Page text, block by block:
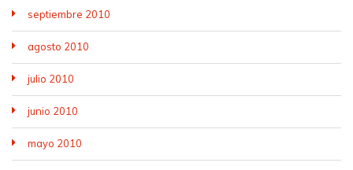
septiembre 2010
agosto 2010
julio 2010
junio 2010
mayo 2010